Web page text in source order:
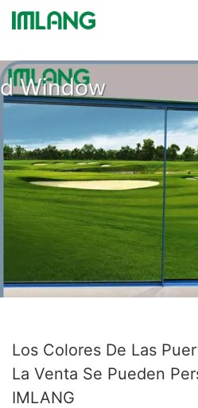
Los Colores De Las
La Venta Se Pueden
IMLANG